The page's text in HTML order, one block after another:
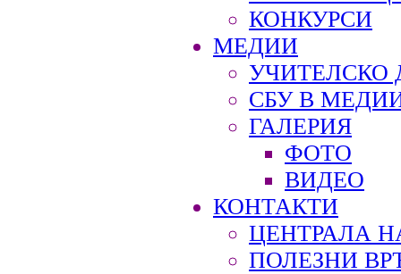
КОНКУРСИ
МЕДИИ
УЧИТЕЛСКО
СБУ В
ГАЛЕРИЯ
ФОТО
ВИДЕО
КОНТАКТИ
ЦЕНТРАЛА
ПОЛЕЗНИ